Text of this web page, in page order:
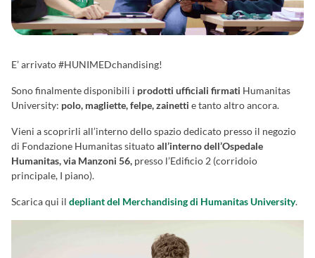
E’ arrivato #HUNIMEDchandising!
Sono finalmente disponibili i prodotti ufficiali firmati Humanitas
University: polo, magliette, felpe, zainetti e tanto altro ancora.
Vieni a scoprirli all’interno dello spazio dedicato presso il negozio
di Fondazione Humanitas situatoall’interno dell’Ospedale
Humanitas, via Manzoni 56, presso l’Edificio 2 (corridoio
principale, I piano).
Scarica qui il depliant del Merchandising di Humanitas University.